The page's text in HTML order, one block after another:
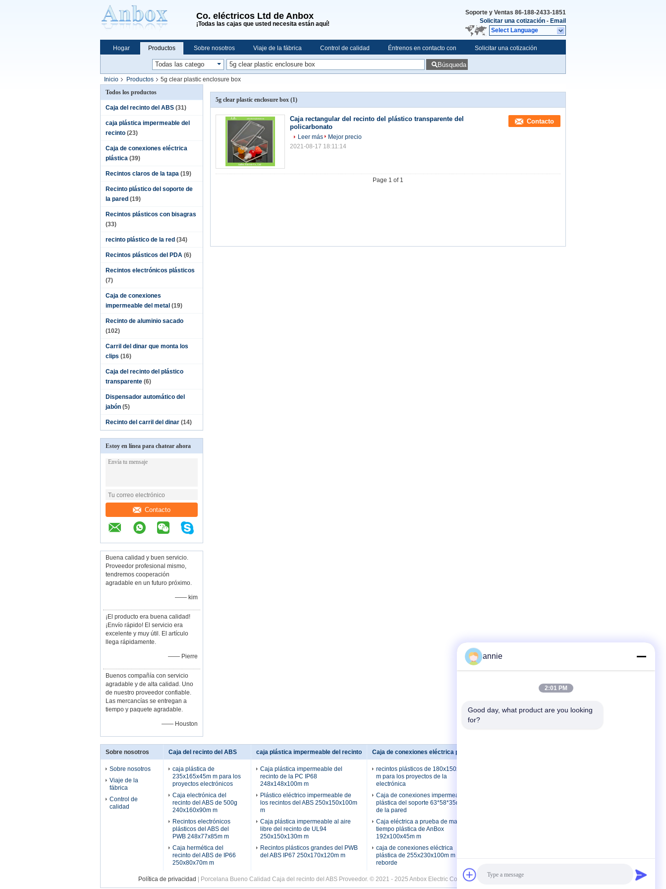
Co. eléctricos Ltd de Anbox
¡Todas las cajas que usted necesita están aquí!
Soporte y Ventas 86-188-2433-1851
Solicitar una cotización - Email
Select Language
Hogar Productos Sobre nosotros Viaje de la fábrica Control de calidad Éntrenos en contacto con Solicitar una cotización
Compras en línea Búsqueda
Inicio Productos
5g clear plastic enclosure box
Todos los productos
Caja del recinto del ABS (31)
caja plástica impermeable del
recinto (23)
Caja de conexiones eléctrica
plástica (39)
Recintos claros de la tapa (19)
Recinto plástico del soporte de
la pared (19)
Recintos plásticos con bisagras
(33)
recinto plástico de la red (34)
Recintos plásticos del PDA (6)
Recintos electrónicos plásticos
(7)
Caja de conexiones
impermeable del metal (19)
Recinto de aluminio sacado
(102)
Carril del dinar que monta los
clips (16)
Caja del recinto del plástico
transparente (6)
Dispensador automático del
jabón (5)
Recinto del carril del dinar (14)
Estoy en línea para chatear ahora
Contacto
Buena calidad y buen servicio.
Proveedor profesional mismo,
tendremos cooperación
agradable en un futuro próximo.
—— kim
¡El producto era buena calidad!
¡Envío rápido! El servicio era
excelente y muy útil. El artículo
llega rápidamente.
—— Pierre
Buenos compañía con servicio
agradable y de alta calidad. Uno
de nuestro proveedor confiable.
Las mercancías se entregan a
tiempo y paquete agradable.
—— Houston
5g clear plastic enclosure box (1)
Caja rectangular del recinto del plástico transparente del
policarbonato
Contacto
Leer más
Mejor precio
2021-08-17 18:11:14
Page 1 of 1
Sobre nosotros
Sobre nosotros
Viaje de la
fábrica
Control de
calidad
Caja del recinto del ABS
caja plástica de
235x165x45m m para los
proyectos electrónicos
Caja electrónica del
recinto del ABS de 500g
240x160x90m m
Recintos electrónicos
plásticos del ABS del
PWB 248x77x85m m
Caja hermética del
recinto del ABS de IP66
250x80x70m m
caja plástica impermeable del recinto
Caja plástica impermeable del
recinto de la PC IP68
248x148x100m m
Plástico eléctrico impermeable de
los recintos del ABS 250x150x100m
m
Caja plástica impermeable al aire
libre del recinto de UL94
250x150x130m m
Recintos plásticos grandes del PWB
del ABS IP67 250x170x120m m
Caja de conexiones eléctrica plástica
recintos plásticos de 180x150x70m
m para los proyectos de la
electrónica
Caja de conexiones impermeable
plástica del soporte 63*58*35m m
de la pared
Caja eléctrica a prueba de mal
tiempo plástica de AnBox
192x100x45m m
caja de conexiones eléctrica
plástica de 255x230x100m m con el
reborde
Política de privacidad | Porcelana Bueno Calidad Caja del recinto del ABS Proveedor. © 2021 - 2025 Anbox Electric Co. Ltd,. All Rights Reserved.
annie
2:01 PM
Good day, what product are you looking
for?